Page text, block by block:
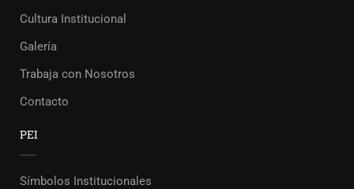
Cultura Institucional
Galería
Trabaja con Nosotros
Contacto
PEI
Símbolos Institucionales